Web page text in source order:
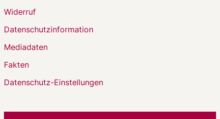
Widerruf
Datenschutzinformation
Mediadaten
Fakten
Datenschutz-Einstellungen